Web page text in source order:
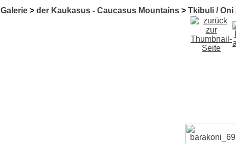
Galerie > der Kaukasus - Caucasus Mountains > Tkibuli / Oni